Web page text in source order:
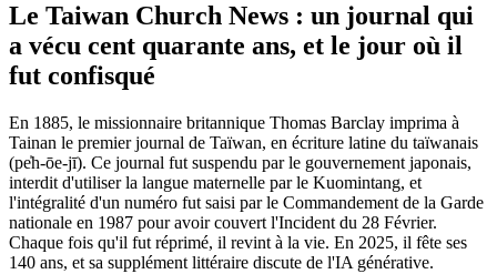
Le Taiwan Church News : un journal qui
a vécu cent quarante ans, et le jour où il
fut confisqué
En 1885, le missionnaire britannique Thomas Barclay imprima à
Tainan le premier journal de Taïwan, en écriture latine du taïwanais
(pe̍h-ōe-jī). Ce journal fut suspendu par le gouvernement japonais,
interdit d'utiliser la langue maternelle par le Kuomintang, et
l'intégralité d'un numéro fut saisi par le Commandement de la Garde
nationale en 1987 pour avoir couvert l'Incident du 28 Février.
Chaque fois qu'il fut réprimé, il revint à la vie. En 2025, il fête ses
140 ans, et sa supplément littéraire discute de l'IA générative.